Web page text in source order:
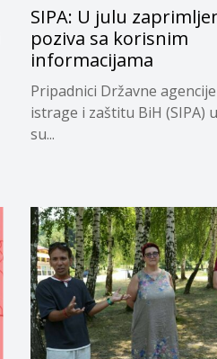
SIPA: U julu
poziva sa korisnim
informacijama
Pripadnici Državne
istrage i zaštitu BiH (SIPA)
su...